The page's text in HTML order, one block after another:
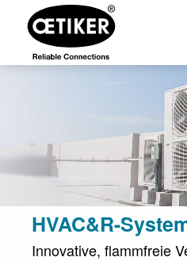
HVAC&R-
Innovative, flammfreie